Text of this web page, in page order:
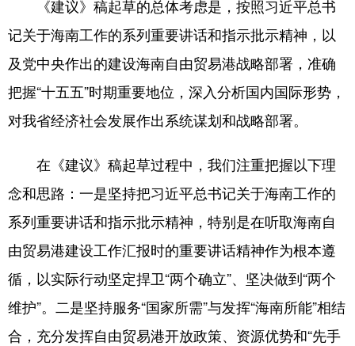
《建议》稿起草的总体考虑是，按照习近平总书
记关于海南工作的系列重要讲话和指示批示精神，以
及党中央作出的建设海南自由贸易港战略部署，准确
把握“十五五”时期重要地位，深入分析国内国际形势，
对我省经济社会发展作出系统谋划和战略部署。
在《建议》稿起草过程中，我们注重把握以下理
念和思路：一是坚持把习近平总书记关于海南工作的
系列重要讲话和指示批示精神，特别是在听取海南自
由贸易港建设工作汇报时的重要讲话精神作为根本遵
循，以实际行动坚定捍卫“两个确立”、坚决做到“两个
维护”。二是坚持服务“国家所需”与发挥“海南所能”相结
合，充分发挥自由贸易港开放政策、资源优势和“先手